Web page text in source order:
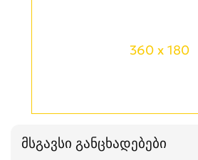
360 x 180
მსგავსი განცხადებები